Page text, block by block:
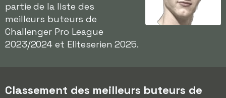
partie de la liste des
meilleurs buteurs de
Challenger Pro League
2023/2024 et Eliteserien 2025.
Classement des meilleurs buteurs de